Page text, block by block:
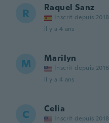
R Raquel Sanz
Inscrit depuis 2018
il y a 4 ans
M Marilyn
Inscrit depuis 2016
il y a 4 ans
C Celia
Inscrit depuis 2018